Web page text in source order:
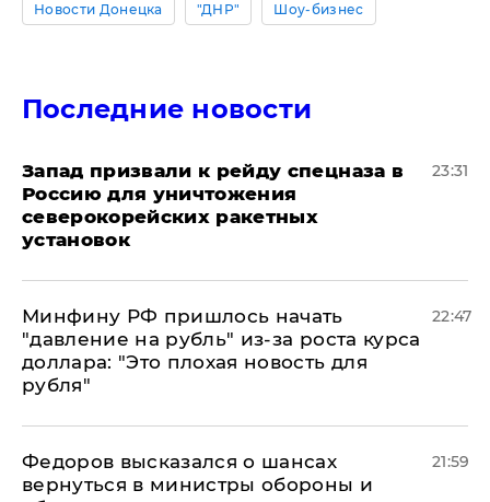
Новости Донецка "ДНР" Шоу-бизнес
Последние новости
Запад призвали к рейду спецназа в
Россию для уничтожения
северокорейских ракетных
установок
23:31
Минфину РФ пришлось начать
"давление на рубль" из-за роста курса
доллара: "Это плохая новость для
рубля"
22:47
Федоров высказался о шансах
вернуться в министры обороны и
21:59